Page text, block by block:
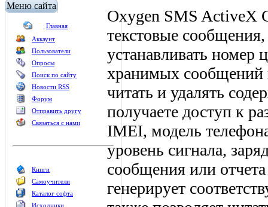
Меню сайта
Главная
Аккаунт
Пользователи
Опросы
Поиск по сайту
Новости RSS
Форум
Отправить другу
Связаться с нами
Книги
Самоучители
Каталог софта
Исходники
Oxygen SMS ActiveX
текстовые
устанавливать номер
хранимых сообщений
читать и удалять
получаете доступ к
IMEI, модель
уровень сигнала,
сообщения или
генерирует